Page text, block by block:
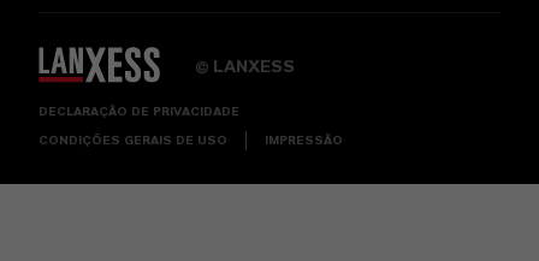
© LANXESS
DECLARAÇÃO DE PRIVACIDADE
CONDIÇÕES GERAIS DE USO IMPRESSÃO